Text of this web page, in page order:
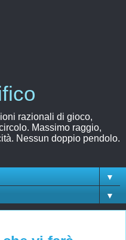
razionali di gioco,
Massimo raggio,
Nessun doppio pendolo.
▼
▼